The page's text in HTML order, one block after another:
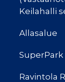
Keilahalli
Allasalue
SuperPark
Ravintola